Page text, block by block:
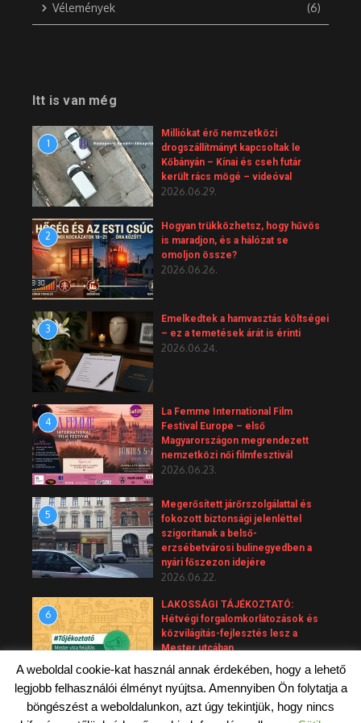
Vélemények (6)
Itt is van még
1
Milliókat érő nemzetközi
drogszállítmányt kapcsoltak le
Kőbányán – Kínai és cseh futár
került rács mögé – videóval
2026.06.29.
2
Hogyan trükközhetsz, hogy hűvös
is maradjon, és a hálózat se
omoljon össze?
2026.06.26.
3
Emelkedtek a hamvasztás költségei
– ez a temetések árát is érinti
2026.06.24.
4
La Femme International Film
Festival Europe – első
Magyarországon megrendezett
nemzetközi női filmfesztivál
2026.06.23.
5
Megerősített járőrszolgálattal és
fokozott biztonsági jelenléttel
szigorítanak a belső-
erzsébetvárosi bulinegyedben a
nyári főszezon idejére
2026.06.22.
6
LAKOSSÁGI TÁJÉKOZTATÓ:
Hétvégi forgalomkorlátozások és
közvilágítás-fejlesztés lesz a
Mester utcában
2026.06.20.
A weboldal cookie-kat használ annak érdekében, hogy a lehető
legjobb felhasználói élményt nyújtsa. Amennyiben Ön folytatja a
böngészést a weboldalunkon, azt úgy tekintjük, hogy nincs